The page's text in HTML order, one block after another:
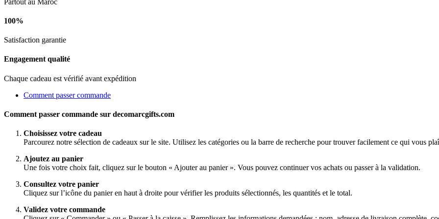
100%
Satisfaction garantie
Engagement qualité
Chaque cadeau est vérifié avant expédition
Comment passer commande
Comment passer commande sur decomarcgifts.com
Choisissez votre cadeau
Parcourez notre sélection de cadeaux sur le site. Utilisez les catégories ou la barre de recherche pour trouver facilement ce qui vous
Ajoutez au panier
Une fois votre choix fait, cliquez sur le bouton « Ajouter au panier ». Vous pouvez continuer vos achats ou passer à la validation.
Consultez votre panier
Cliquez sur l’icône du panier en haut à droite pour vérifier les produits sélectionnés, les quantités et le total.
Validez votre commande